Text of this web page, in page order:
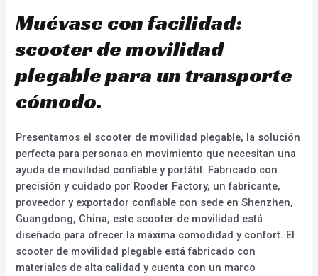
Muévase con facilidad:
scooter de movilidad
plegable para un transporte
cómodo.
Presentamos el scooter de movilidad plegable, la solución
perfecta para personas en movimiento que necesitan una
ayuda de movilidad confiable y portátil. Fabricado con
precisión y cuidado por Rooder Factory, un fabricante,
proveedor y exportador confiable con sede en Shenzhen,
Guangdong, China, este scooter de movilidad está
diseñado para ofrecer la máxima comodidad y confort. El
scooter de movilidad plegable está fabricado con
materiales de alta calidad y cuenta con un marco